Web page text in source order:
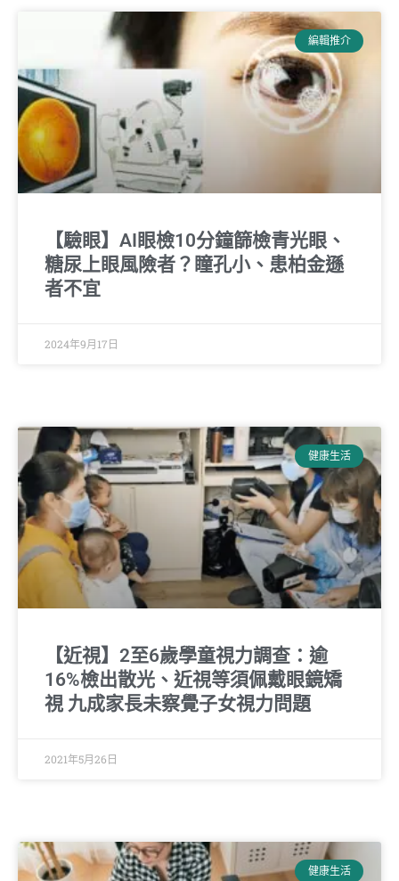
編輯推介
【驗眼】AI眼檢10分鐘篩檢青光眼、
糖尿上眼風險者？瞳孔小、患柏金遜
者不宜
2024年9月17日
健康生活
【近視】2至6歲學童視力調查：逾
16%檢出散光、近視等須佩戴眼鏡矯
視 九成家長未察覺子女視力問題
2021年5月26日
健康生活